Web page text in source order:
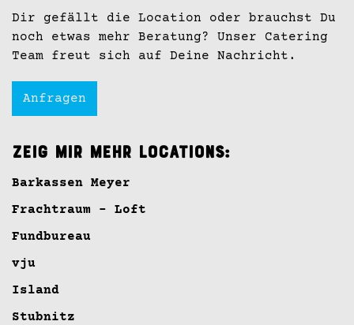
Dir gefällt die Location oder brauchst Du
noch etwas mehr Beratung? Unser Catering
Team freut sich auf Deine Nachricht.
Anfragen
Zeig mir mehr Locations:
Barkassen Meyer
Frachtraum - Loft
Fundbureau
vju
Island
Stubnitz